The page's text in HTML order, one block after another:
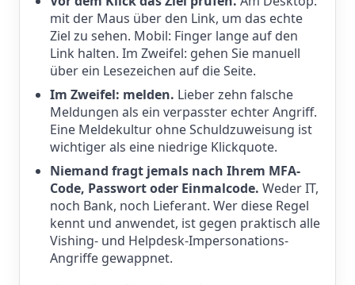
mit der Maus über den Link, um das echte
Ziel zu sehen. Mobil: Finger lange auf den
Link halten. Im Zweifel: gehen Sie manuell
über ein Lesezeichen auf die Seite.
Im Zweifel: melden. Lieber zehn falsche
Meldungen als ein verpasster echter Angriff.
Eine Meldekultur ohne Schuldzuweisung ist
wichtiger als eine niedrige Klickquote.
Niemand fragt jemals nach Ihrem MFA-
Code, Passwort oder Einmalcode. Weder IT,
noch Bank, noch Lieferant. Wer diese Regel
kennt und anwendet, ist gegen praktisch alle
Vishing- und Helpdesk-Impersonations-
Angriffe gewappnet.